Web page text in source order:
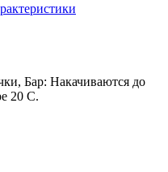
Бар: Накачиваются до
20 С.